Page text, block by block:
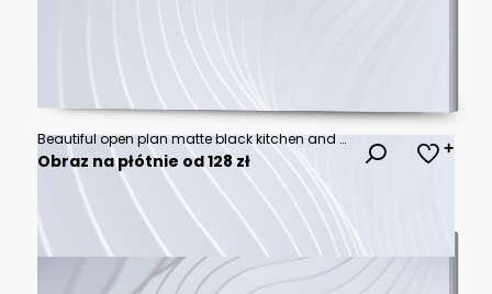
Beautiful open plan matte black kitchen and kitchen island with dining area
Obraz na płótnie od 128 zł